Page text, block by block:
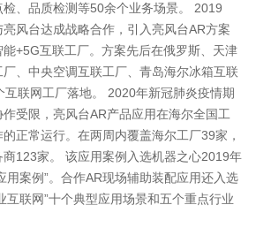
、品质检测等50余个业务场景。 2019
风台达成战略合作，引入亮风台AR方案
+5G互联工厂。方案先后在俄罗斯、天津
、中央空调互联工厂、青岛海尔冰箱互联
互联网工厂落地。 2020年新冠肺炎疫情期
受限，亮风台AR产品应用在海尔全国工
正常运行。在两周内覆盖海尔工厂39家，
123家。 该应用案例入选机器之心2019年
用案例”。合作AR现场辅助装配应用还入选
互联网”十个典型应用场景和五个重点行业